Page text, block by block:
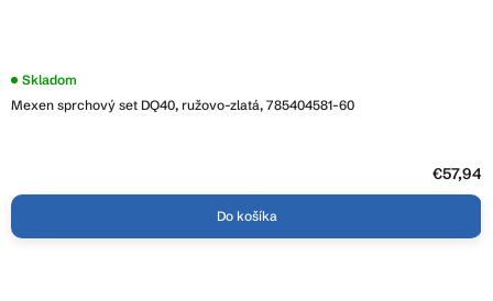
Mexen sprchový set DQ40, ružovo-zlatá, 785404581-60
Skladom
€57,94
Do košíka